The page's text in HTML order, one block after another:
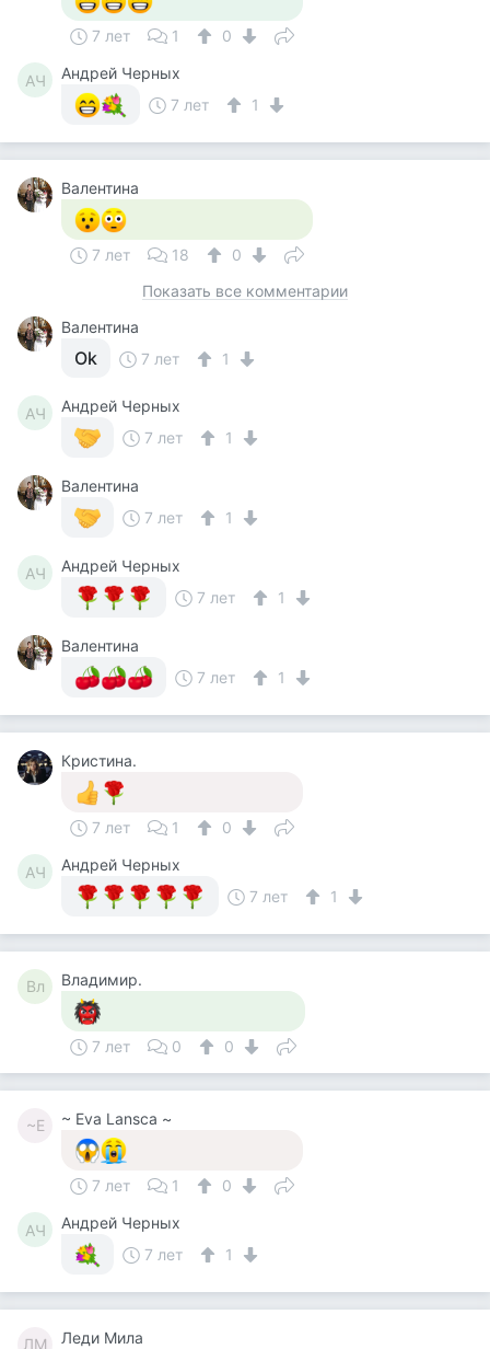
7 лет 1 0
АЧ
Андрей Черных
7 лет
1
Валентина
7 лет 18
0
Показать все комментарии
Валентина
Ok 7 лет 1
АЧ
Андрей Черных
7 лет
1
Валентина
7 лет
1
АЧ
Андрей Черных
7 лет
1
Валентина
7 лет
1
Кристина.
7 лет 1 0
АЧ
Андрей Черных
7 лет
1
Вл Владимир.
7 лет 0 0
~E ~ Eva Lansca ~
7 лет 1 0
АЧ
Андрей Черных
7 лет
1
ЛМ Леди Мила